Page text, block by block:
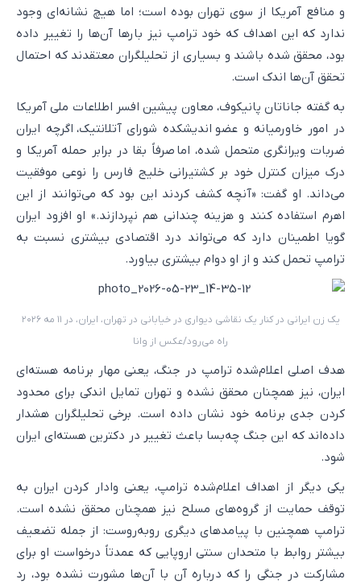
و منافع آمریکا از سوی تهران بوده است؛ اما هیچ نشانه‌ای وجود
ندارد که این اهداف که خود ترامپ نیز بارها آن‌ها را تغییر داده
بود، محقق شده باشند و بسیاری از تحلیلگران معتقدند که احتمال
تحقق آن‌ها اندک است.
به گفته جاناتان پانیکوف، معاون پیشین افسر اطلاعات ملی آمریکا
در امور خاورمیانه و عضو اندیشکده شورای آتلانتیک، اگرچه ایران
ضربات ویرانگری متحمل شده، اما صرفاً بقا در برابر حمله آمریکا و
درک میزان کنترل خود بر کشتیرانی خلیج فارس را نوعی موفقیت
می‌داند. او گفت: «آنچه کشف کردند این بود که می‌توانند از این
اهرم استفاده کنند و هزینه چندانی هم نپردازند.» او افزود ایران
گویا اطمینان دارد که می‌تواند درد اقتصادی بیشتری نسبت به
ترامپ تحمل کند و از او دوام بیشتری بیاورد.
یک زن ایرانی در کنار یک نقاشی دیواری در خیابانی در تهران، ایران، در ۱۱ مه ۲۰۲۶
راه می‌رود/عکس از وانا
هدف اصلی اعلام‌شده ترامپ در جنگ، یعنی مهار برنامه هسته‌ای
ایران، نیز همچنان محقق نشده و تهران تمایل اندکی برای محدود
کردن جدی برنامه خود نشان داده است. برخی تحلیلگران هشدار
داده‌اند که این جنگ چه‌بسا باعث تغییر در دکترین هسته‌ای ایران
شود.
یکی دیگر از اهداف اعلام‌شده ترامپ، یعنی وادار کردن ایران به
توقف حمایت از گروه‌های مسلح نیز همچنان محقق نشده است.
ترامپ همچنین با پیامدهای دیگری روبه‌روست: از جمله تضعیف
بیشتر روابط با متحدان سنتی اروپایی که عمدتاً درخواست او برای
مشارکت در جنگی را که درباره آن با آن‌ها مشورت نشده بود، رد